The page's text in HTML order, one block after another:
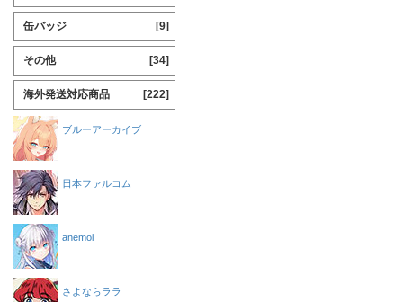
缶バッジ [9]
その他 [34]
海外発送対応商品 [222]
ブルーアーカイブ
日本ファルコム
anemoi
さよならララ